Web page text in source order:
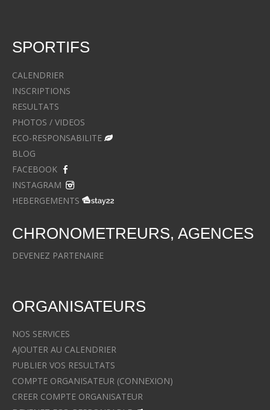
SPORTIFS
CALENDRIER
INSCRIPTIONS
RESULTATS
PHOTOS / VIDEOS
ECO-RESPONSABILITE
BLOG
FACEBOOK
INSTAGRAM
HEBERGEMENTS
CHRONOMETREURS, AGENCES
DEVENEZ PARTENAIRE
ORGANISATEURS
NOS SERVICES
AJOUTER AU CALENDRIER
PUBLIER VOS RESULTATS
COMPTE ORGANISATEUR (CONNEXION)
CREER COMPTE ORGANISATEUR